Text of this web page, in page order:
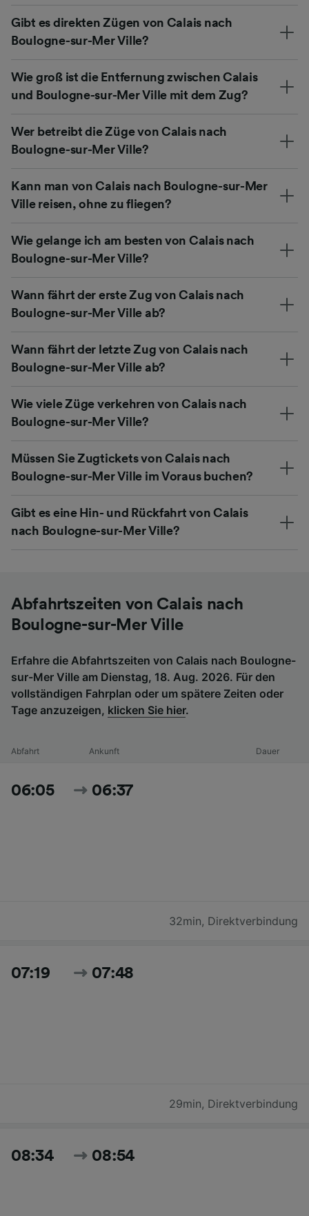
Gibt es direkten Zügen von Calais nach
Boulogne-sur-Mer Ville?
Wie groß ist die Entfernung zwischen Calais
und Boulogne-sur-Mer Ville mit dem Zug?
Wer betreibt die Züge von Calais nach
Boulogne-sur-Mer Ville?
Kann man von Calais nach Boulogne-sur-Mer
Ville reisen, ohne zu fliegen?
Wie gelange ich am besten von Calais nach
Boulogne-sur-Mer Ville?
Wann fährt der erste Zug von Calais nach
Boulogne-sur-Mer Ville ab?
Wann fährt der letzte Zug von Calais nach
Boulogne-sur-Mer Ville ab?
Wie viele Züge verkehren von Calais nach
Boulogne-sur-Mer Ville?
Müssen Sie Zugtickets von Calais nach
Boulogne-sur-Mer Ville im Voraus buchen?
Gibt es eine Hin- und Rückfahrt von Calais
nach Boulogne-sur-Mer Ville?
Abfahrtszeiten von Calais nach
Boulogne-sur-Mer Ville
Erfahre die Abfahrtszeiten von Calais nach Boulogne-
sur-Mer Ville am Dienstag, 18. Aug. 2026. Für den
vollständigen Fahrplan oder um spätere Zeiten oder
Tage anzuzeigen, klicken Sie hier.
Abfahrt Ankunft Dauer
06:05 06:37
32min, Direktverbindung
07:19 07:48
29min, Direktverbindung
08:34 08:54